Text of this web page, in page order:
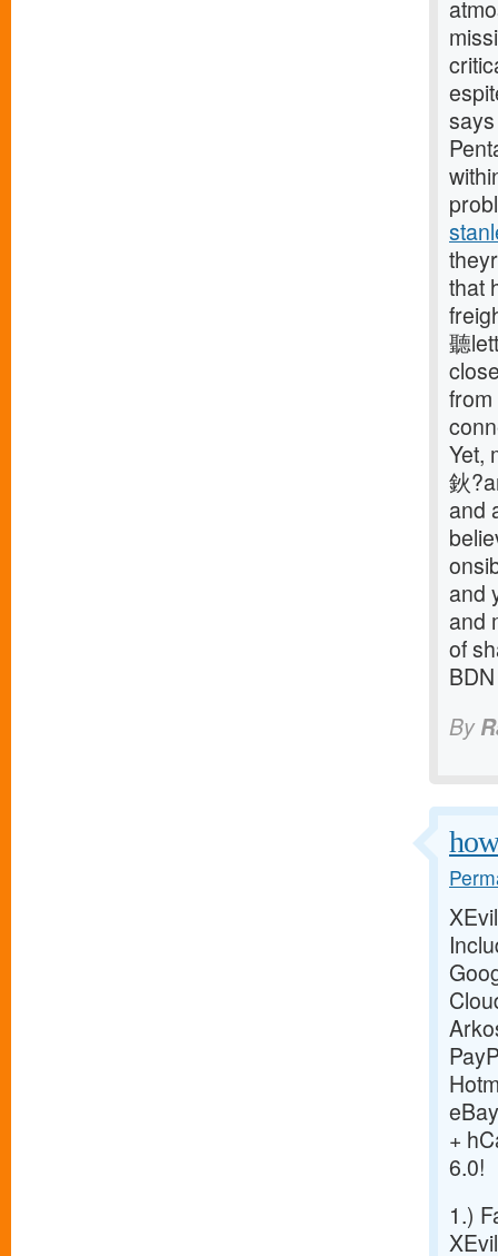
that
聽
Yet,
鈥
and
and
and
of
BDN
By
+
6.0!
1.)